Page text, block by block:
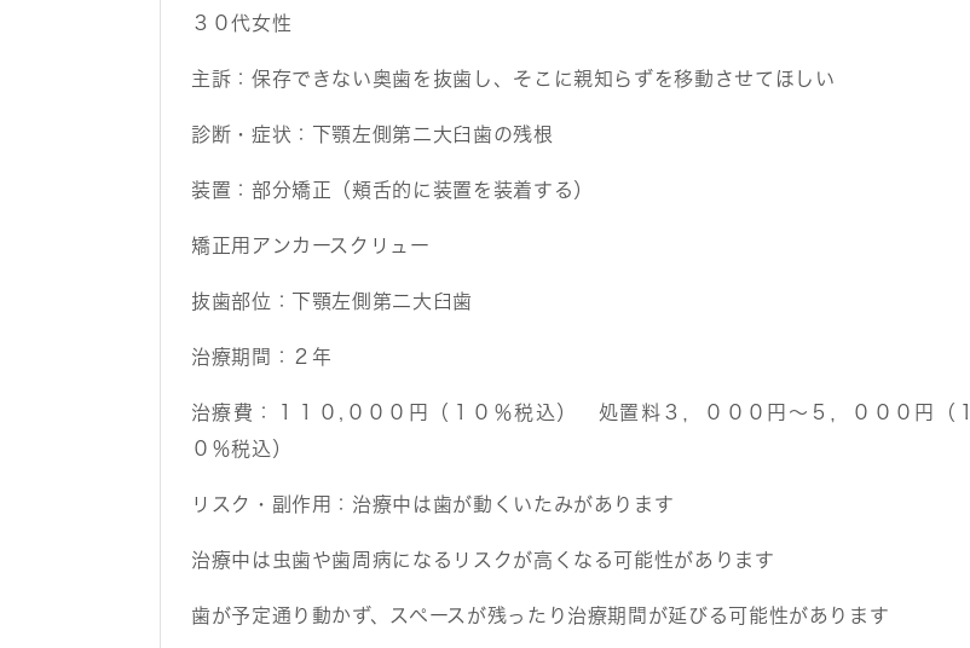
３０代女性
主訴： 保存できない奥歯を抜歯し、そこに親知らずを移動させてほしい
診断・症状： 下顎左側第二大臼歯の残根
装置： 部分矯正（頬舌的に装置を装着する）
矯正用アンカースクリュー
抜歯部位： 下顎左側第二大臼歯
治療期間： ２年
治療費：
１１０,０００円（１０％税込） 処置料３，０００円～５，０００円（１
０％税込）
リスク・副作用： 治療中は歯が動くいたみがあります
治療中は虫歯や歯周病になるリスクが高くなる可能性があります
歯が予定通り動かず、スペースが残ったり治療期間が延びる可能性があります